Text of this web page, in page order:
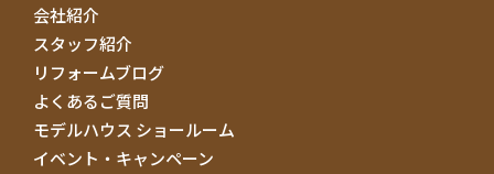
会社紹介
スタッフ紹介
リフォームブログ
よくあるご質問
モデルハウス ショールーム
イベント・キャンペーン